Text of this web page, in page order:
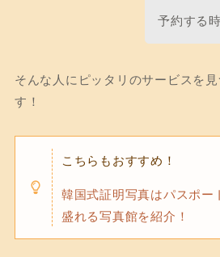
予約する
そんな人にピッタリのサービスを
す！
こちらもおすすめ！
韓国式証明写真はパスポー
盛れる写真館を紹介！